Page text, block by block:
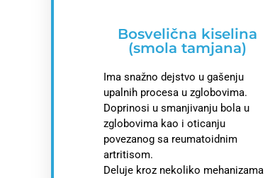
Bosvelična kiselina
(smola tamjana)
Ima snažno dejstvo u gašenju
upalnih procesa u zglobovima.
Doprinosi u smanjivanju bola u
zglobovima kao i oticanju
povezanog sa reumatoidnim
artritisom.
Deluje kroz nekoliko mehanizama